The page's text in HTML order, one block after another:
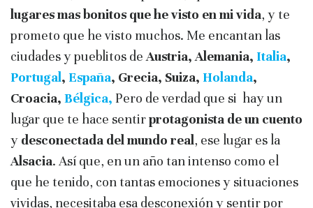
lugares mas bonitos que he visto en mi vida, y te
prometo que he visto muchos. Me encantan las
ciudades y pueblitos deAustria, Alemania, Italia,
Portugal, España, Grecia, Suiza, Holanda,
Croacia, Bélgica, Pero de verdad que si hay un
lugar que te hace sentirprotagonista de un cuento
y desconectada del mundo real, ese lugar es la
Alsacia. Así que, en un año tan intenso como el
que he tenido, con tantas emociones y situaciones
vividas, necesitaba esa desconexión y sentir por